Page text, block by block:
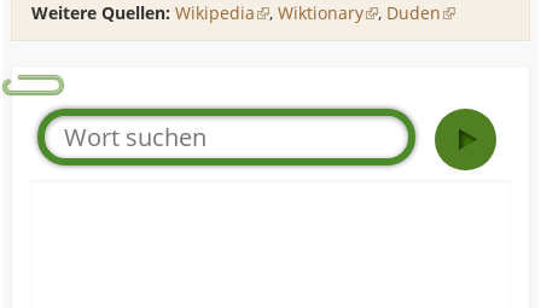
Weitere Quellen: Wikipedia ,Wiktionary , Duden